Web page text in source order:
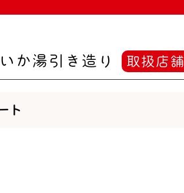
か湯引き造り 取扱店舗
ト